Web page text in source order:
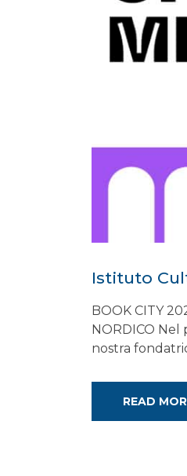
Istituto
BOOK CITY
NORDICO Nel
nostra
READ